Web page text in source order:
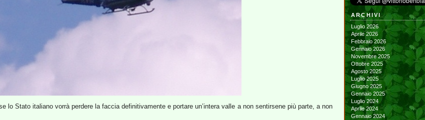
Stato italiano vorrà perdere la faccia definitivamente e portare un’intera valle a non sentirsene più parte, a non
ARCHIVI
Luglio 2026
Aprile 2026
Febbraio 2026
Gennaio 2026
Novembre 2025
Ottobre 2025
Agosto 2025
Luglio 2025
Giugno 2025
Gennaio 2025
Luglio 2024
Aprile 2024
Gennaio 2024